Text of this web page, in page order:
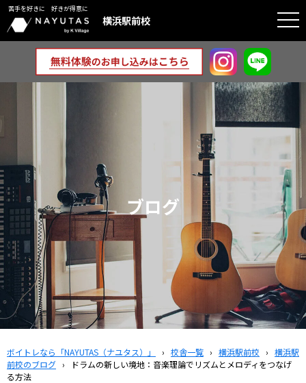
苦手を好きに 好きが得意に
横浜駅前校
ブログ
ボイトレなら「NAYUTAS（ナユタス）」 › 校舎一覧 › 横浜駅前校 › 横浜駅
前校のブログ ›
ドラムの新しい境地：音楽理論でリズムとメロディをつなげ
る方法